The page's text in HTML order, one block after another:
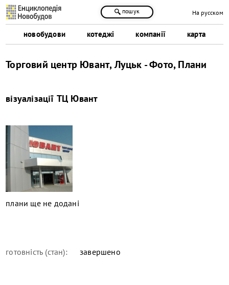
новобудови котеджі компанії карта
пошук На русском
Торговий центр Ювант, Луцьк - Фото, Плани
візуалізації ТЦ Ювант
плани ще не додані
готовність (стан): завершено